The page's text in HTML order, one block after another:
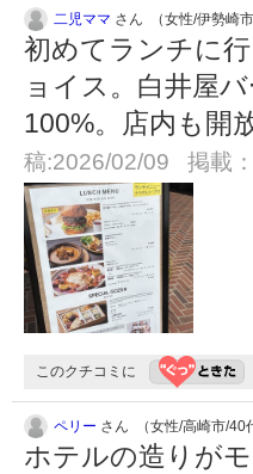
二児ママ さん （女性/伊勢崎市
初めてランチに
ョイス。白井屋
100%。店内も開
稿:2026/02/09 掲載：
このクチコミに
ペリー さん （女性/高崎市/40
ホテルの造りが